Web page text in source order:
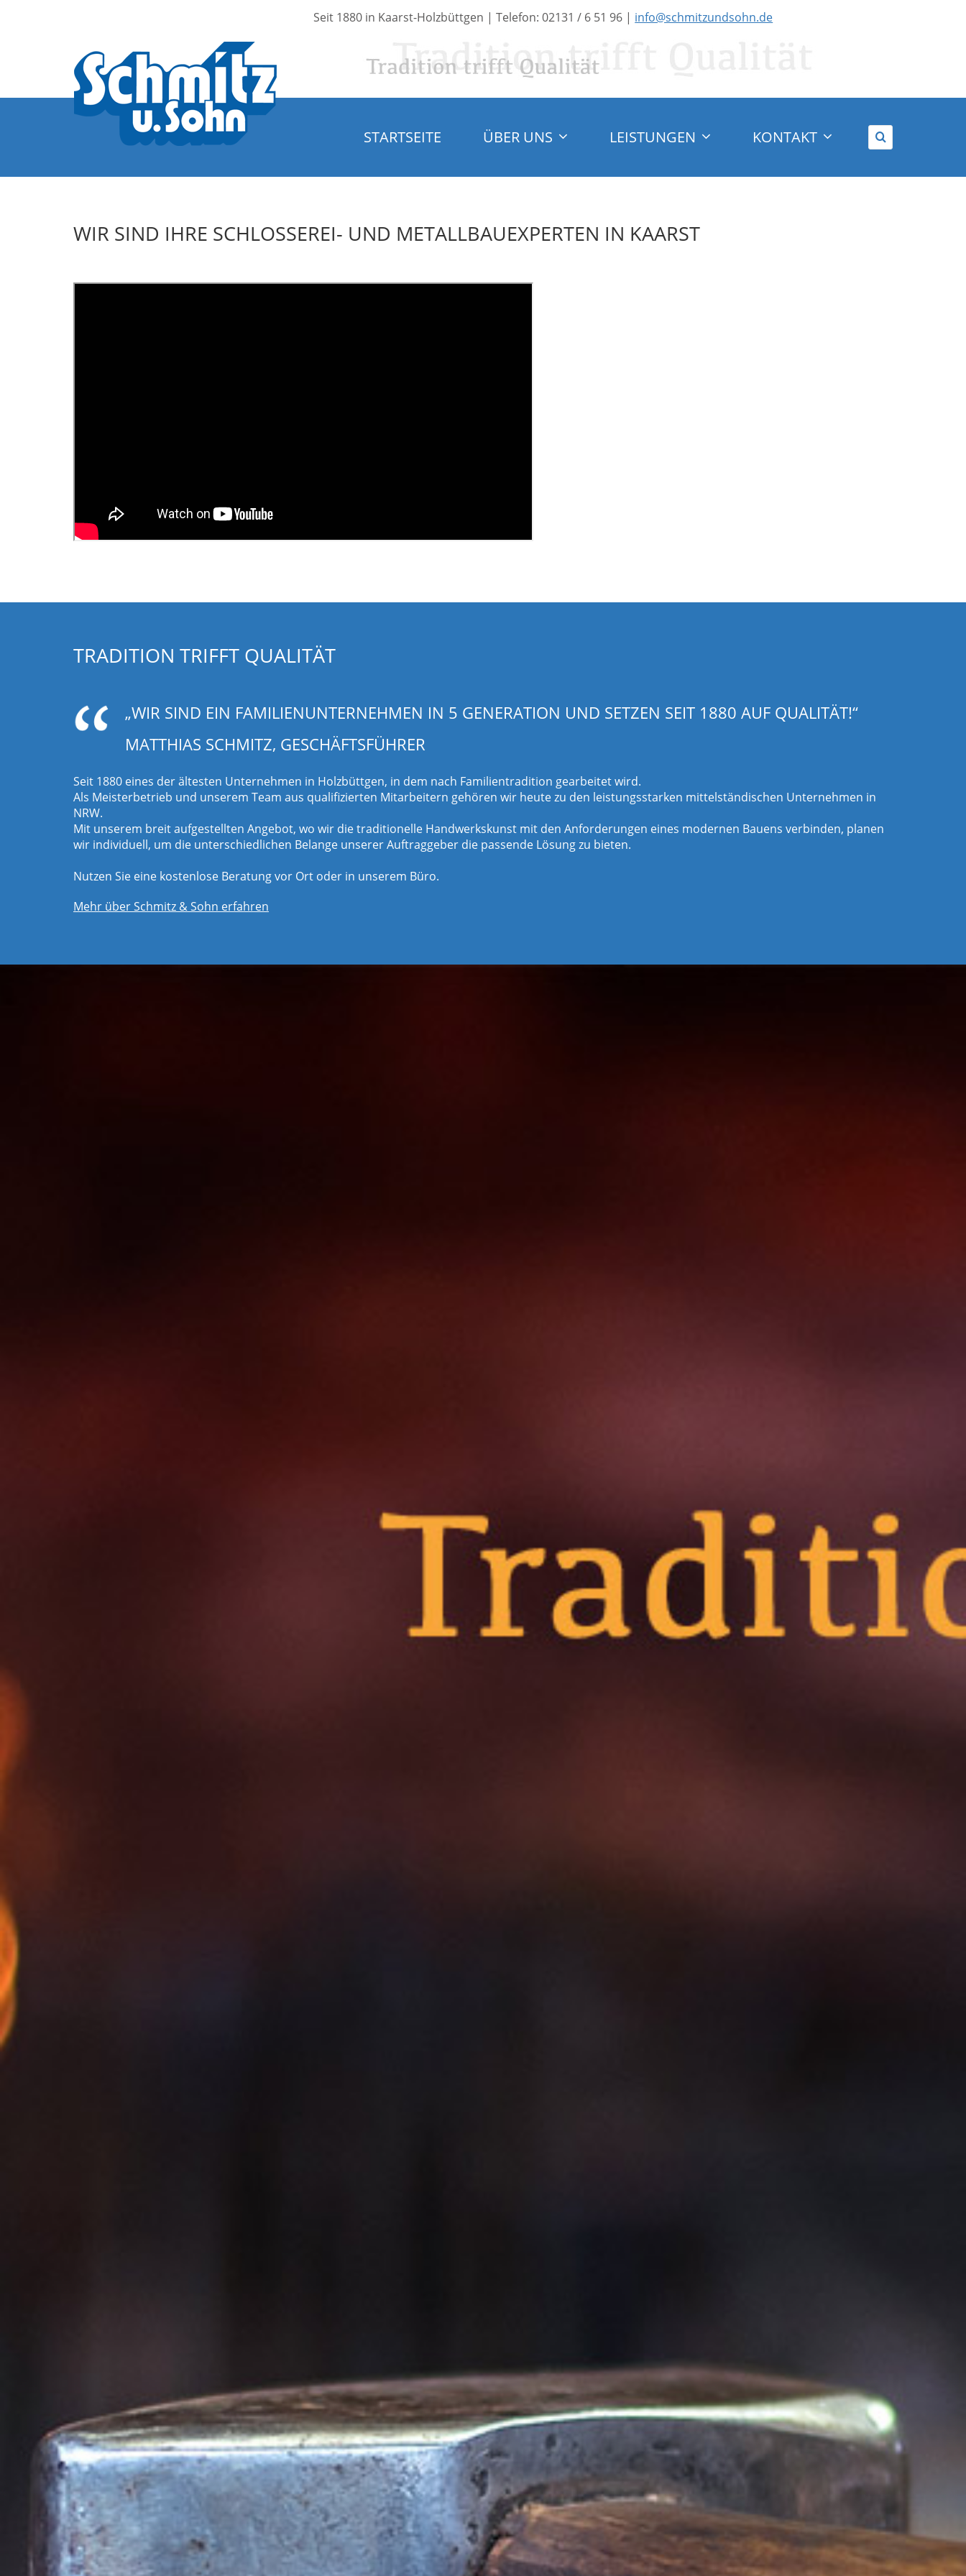
Seit 1880 in Kaarst-Holzbüttgen | Telefon: 02131 / 6 51 96 | info@schmitzundsohn.de
STARTSEITE ÜBER UNS LEISTUNGEN KONTAKT
WIR SIND IHRE SCHLOSSEREI- UND METALLBAUEXPERTEN IN KAARST
TRADITION TRIFFT QUALITÄT
„WIR SIND EIN FAMILIENUNTERNEHMEN IN 5 GENERATION UND SETZEN SEIT 1880 AUF QUALITÄT!“
MATTHIAS SCHMITZ, GESCHÄFTSFÜHRER
Seit 1880 eines der ältesten Unternehmen in Holzbüttgen, in dem nach Familientradition gearbeitet wird.
Als Meisterbetrieb und unserem Team aus qualifizierten Mitarbeitern gehören wir heute zu den leistungsstarken mittelständischen Unternehmen in
NRW.
Mit unserem breit aufgestellten Angebot, wo wir die traditionelle Handwerkskunst mit den Anforderungen eines modernen Bauens verbinden, planen
wir individuell, um die unterschiedlichen Belange unserer Auftraggeber die passende Lösung zu bieten.
Nutzen Sie eine kostenlose Beratung vor Ort oder in unserem Büro.
Mehr über Schmitz & Sohn erfahren